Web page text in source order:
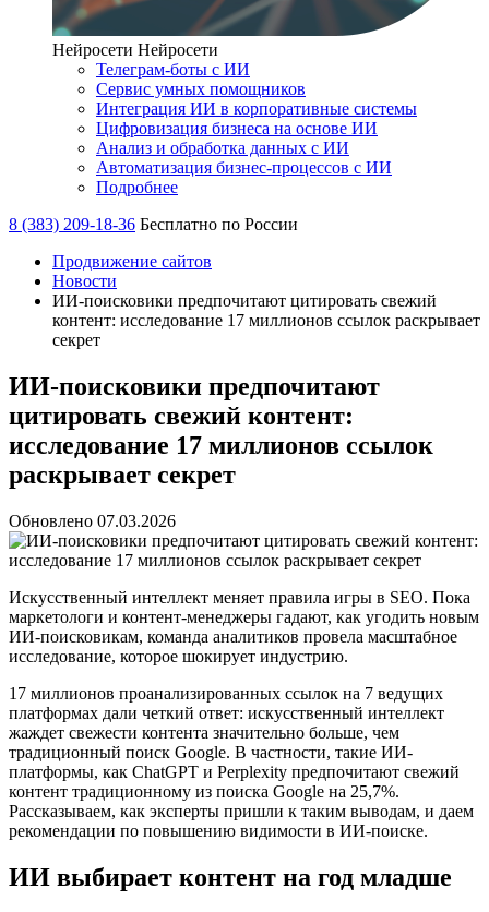
Нейросети Нейросети
Телеграм-боты с ИИ
Сервис умных помощников
Интеграция ИИ в корпоративные системы
Цифровизация бизнеса на основе ИИ
Анализ и обработка данных с ИИ
Автоматизация бизнес-процессов с ИИ
Подробнее
8 (383) 209-18-36 Бесплатно по России
Продвижение сайтов
Новости
ИИ-поисковики предпочитают цитировать свежий
контент: исследование 17 миллионов ссылок раскрывает
секрет
ИИ-поисковики предпочитают
цитировать свежий контент:
исследование 17 миллионов ссылок
раскрывает секрет
Обновлено 07.03.2026
Искусственный интеллект меняет правила игры в SEO. Пока
маркетологи и контент-менеджеры гадают, как угодить новым
ИИ-поисковикам, команда аналитиков провела масштабное
исследование, которое шокирует индустрию.
17 миллионов проанализированных ссылок на 7 ведущих
платформах дали четкий ответ: искусственный интеллект
жаждет свежести контента значительно больше, чем
традиционный поиск Google. В частности, такие ИИ-
платформы, как ChatGPT и Perplexity предпочитают свежий
контент традиционному из поиска Google на 25,7%.
Рассказываем, как эксперты пришли к таким выводам, и даем
рекомендации по повышению видимости в ИИ-поиске.
ИИ выбирает контент на год младше